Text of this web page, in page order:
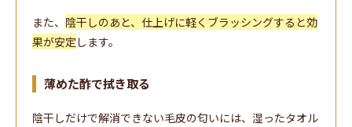
また、 陰干しのあと、仕上げに軽くブラッシングすると効
果が安定 します。
薄めた酢で拭き取る
陰干しだけで解消できない毛皮の匂いには、湿ったタオル